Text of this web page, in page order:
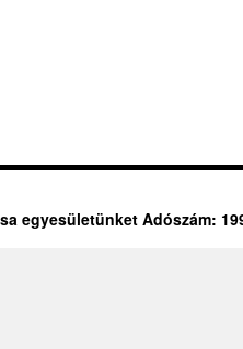
egyesületünket Adószám: